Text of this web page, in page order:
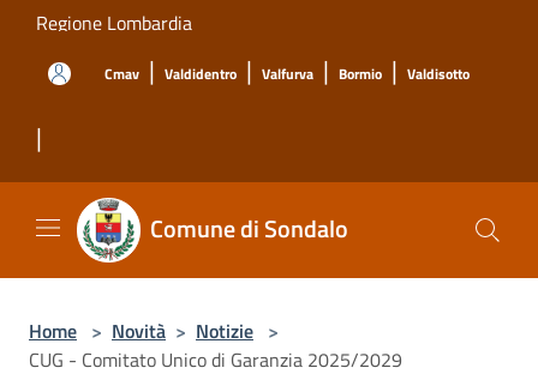
Salta al contenuto principale
Regione Lombardia
Cmav | Valdidentro | Valfurva | Bormio | Valdisotto
|
Comune di Sondalo
Home > Novità > Notizie >
CUG - Comitato Unico di Garanzia 2025/2029